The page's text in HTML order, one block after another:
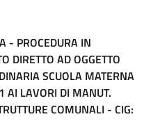
- PROCEDURA IN
DIRETTO AD OGGETTO
SCUOLA MATERNA
AI LAVORI DI MANUT.
COMUNALI - CIG: